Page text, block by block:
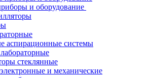
и оборудование
аспирационные системы
стеклянные
и механические